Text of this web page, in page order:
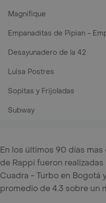
Magnifique
Empanaditas de Pipian -
Desayunadero de la 42
Luisa Postres
Sopitas y Frijoladas
Subway
En los últimos 90 días
de Rappi fueron
Cuadra - Turbo en Bogotá
promedio de 4.3 sobre un